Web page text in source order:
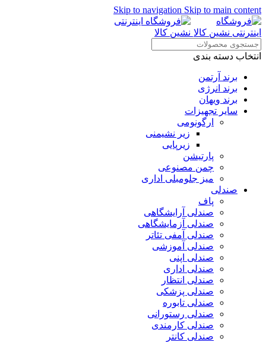
Skip to navigation Skip to main content
انتخاب دسته بندی
برند آرتمن
برند انرژی
برند ویهان
سایر تجهیزات
ارگونومی
زیر نشیمنی
زیرپایی
پارتیشن
چمن مصنوعی
میز جلومبلی اداری
صندلی
پاف
صندلی آرایشگاهی
صندلی آزمایشگاهی
صندلی آمفی تئاتر
صندلی آموزشی
صندلی اپنی
صندلی اداری
صندلی انتظار
صندلی پزشکی
صندلی تابوره
صندلی رستورانی
صندلی کارمندی
صندلی کانتر